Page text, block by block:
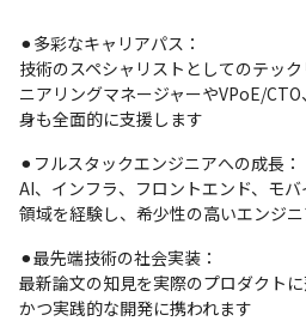
⚫︎多彩なキャリアパス：
技術のスペシャリストとしてのテッ
ニアリングマネージャーやVPoE/
身も全面的に支援します
⚫︎フルスタックエンジニアへの成長：
AI、インフラ、フロントエンド、モ
領域を経験し、希少性の高いエンジ
⚫︎最先端技術の社会実装：
最新論文の知見を実際のプロダクト
かつ実践的な開発に携われます